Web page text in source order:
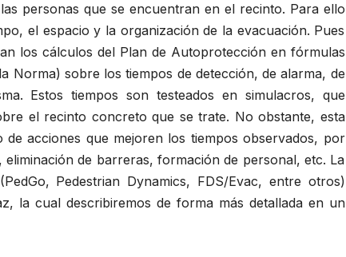
personas que se encuentran en el recinto. Para ello
el espacio y la organización de la evacuación. Pues
los cálculos del Plan de Autoprotección en fórmulas
Norma) sobre los tiempos de detección, de alarma, de
Estos tiempos son testeados en simulacros, que
el recinto concreto que se trate. No obstante, esta
acciones que mejoren los tiempos observados, por
de barreras, formación de personal, etc. La
Pedestrian Dynamics, FDS/Evac, entre otros)
la cual describiremos de forma más detallada en un